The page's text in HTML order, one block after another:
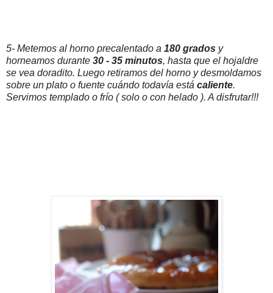
5- Metemos al horno precalentado a 180 grados y
horneamos durante 30 - 35 minutos, hasta que el hojaldre
se vea doradito. Luego retiramos del horno y desmoldamos
sobre un plato o fuente cuándo todavía está caliente.
Servimos templado o frío ( solo o con helado ). A disfrutar!!!